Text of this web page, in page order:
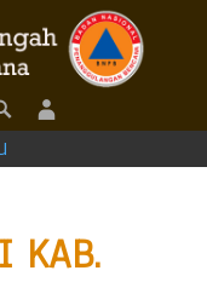
KAB.